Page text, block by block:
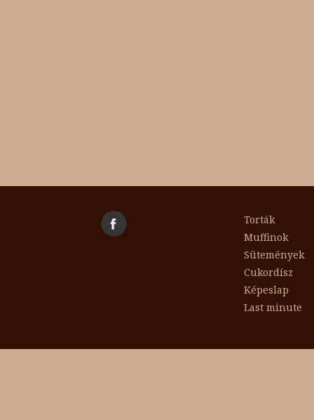
Torták
Muffinok
Sütemények
Cukordísz
Képeslap
Last minute